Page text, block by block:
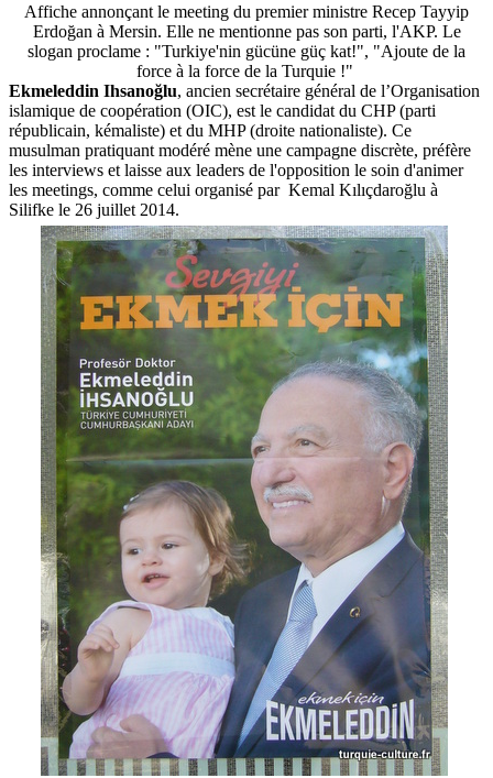
Affiche annonçant le meeting du premier ministre Recep Tayyip
Erdoğan à Mersin. Elle ne mentionne pas son parti, l'AKP. Le
slogan proclame : "Turkiye'nin gücüne güç kat!", "Ajoute de la
force à la force de la Turquie !"
Ekmeleddin Ihsanoğlu, ancien secrétaire général de l’Organisation
islamique de coopération (OIC), est le candidat du CHP (parti
républicain, kémaliste) et du MHP (droite nationaliste). Ce
musulman pratiquant modéré mène une campagne discrète, préfère
les interviews et laisse aux leaders de l'opposition le soin d'animer
les meetings, comme celui organisé par Kemal Kılıçdaroğlu à
Silifke le 26 juillet 2014.